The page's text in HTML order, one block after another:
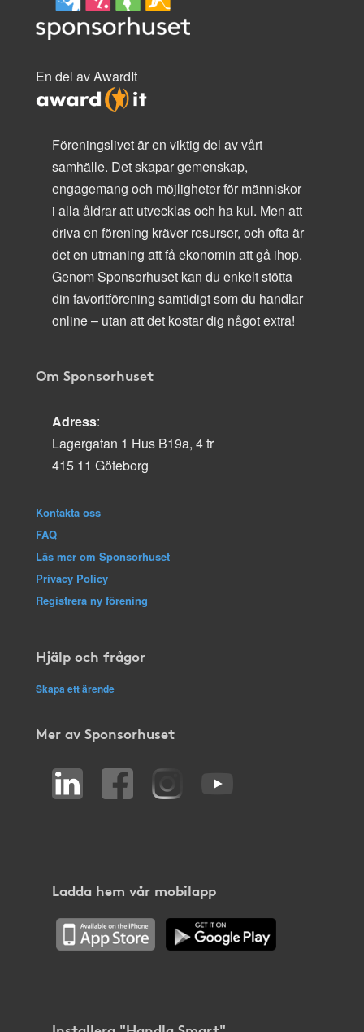
En del av AwardIt
Föreningslivet är en viktig del av vårt
samhälle. Det skapar gemenskap,
engagemang och möjligheter för människor
i alla åldrar att utvecklas och ha kul. Men att
driva en förening kräver resurser, och ofta är
det en utmaning att få ekonomin att gå ihop.
Genom Sponsorhuset kan du enkelt stötta
din favoritförening samtidigt som du handlar
online – utan att det kostar dig något extra!
Om Sponsorhuset
Adress:
Lagergatan 1 Hus B19a, 4 tr
415 11 Göteborg
Kontakta oss
FAQ
Läs mer om Sponsorhuset
Privacy Policy
Registrera ny förening
Hjälp och frågor
Skapa ett ärende
Mer av Sponsorhuset
Ladda hem vår mobilapp